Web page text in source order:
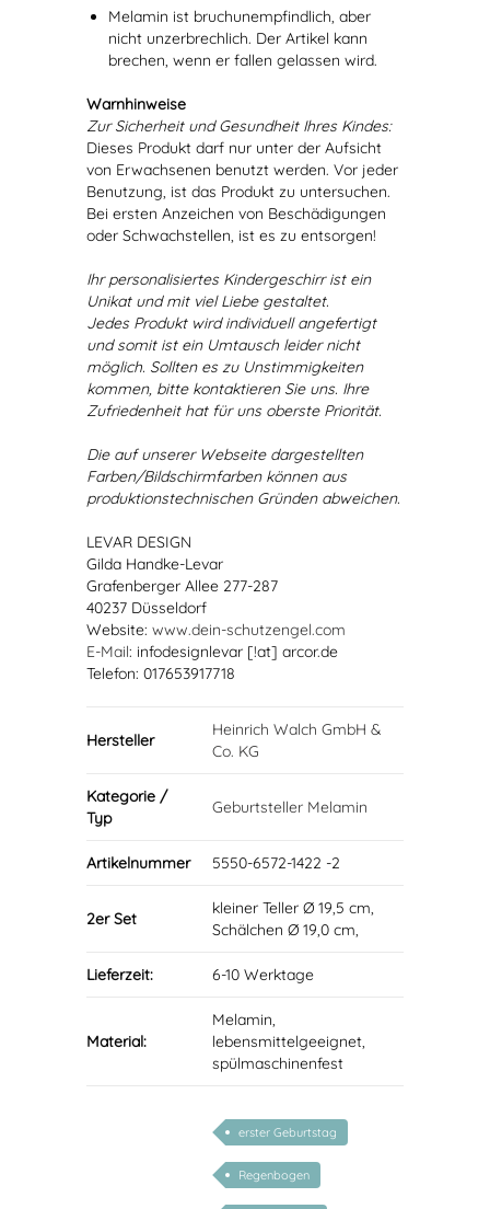
Melamin ist bruchunempfindlich, aber
nicht unzerbrechlich. Der Artikel kann
brechen, wenn er fallen gelassen wird.
Warnhinweise
Zur Sicherheit und Gesundheit Ihres Kindes:
Dieses Produkt darf nur unter der Aufsicht
von Erwachsenen benutzt werden. Vor jeder
Benutzung, ist das Produkt zu untersuchen.
Bei ersten Anzeichen von Beschädigungen
oder Schwachstellen, ist es zu entsorgen!
Ihr personalisiertes Kindergeschirr ist ein
Unikat und mit viel Liebe gestaltet.
Jedes Produkt wird individuell angefertigt
und somit ist ein Umtausch leider nicht
möglich. Sollten es zu Unstimmigkeiten
kommen, bitte kontaktieren Sie uns. Ihre
Zufriedenheit hat für uns oberste Priorität.
Die auf unserer Webseite dargestellten
Farben/Bildschirmfarben können aus
produktionstechnischen Gründen abweichen.
LEVAR DESIGN
Gilda Handke-Levar
Grafenberger Allee 277-287
40237 Düsseldorf
Website: www.dein-schutzengel.com
E-Mail: infodesignlevar [!at] arcor.de
Telefon: 017653917718
Hersteller
Heinrich Walch GmbH &
Co. KG
Kategorie /
Typ
Geburtsteller Melamin
Artikelnummer 5550-6572-1422 -2
2er Set
kleiner Teller Ø 19,5 cm,
Schälchen Ø 19,0 cm,
Lieferzeit: 6-10 Werktage
Material:
Melamin,
lebensmittelgeeignet,
spülmaschinenfest
erster Geburtstag
Regenbogen